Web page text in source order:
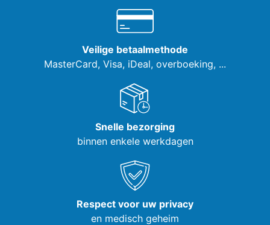
Veilige betaalmethode
MasterCard, Visa, iDeal, overboeking, ...
Snelle bezorging
binnen enkele werkdagen
Respect voor uw privacy
en medisch geheim